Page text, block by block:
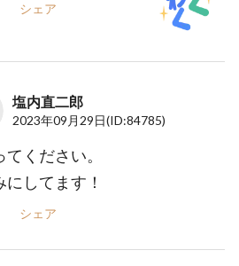
シェア
塩内直二郎
2023年09月29日(ID:84785)
ください。
にしてます！
シェア